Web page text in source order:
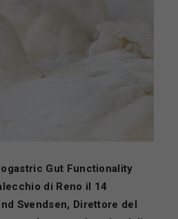
Gut Functionality
di Reno il 14
Svendsen, Direttore del